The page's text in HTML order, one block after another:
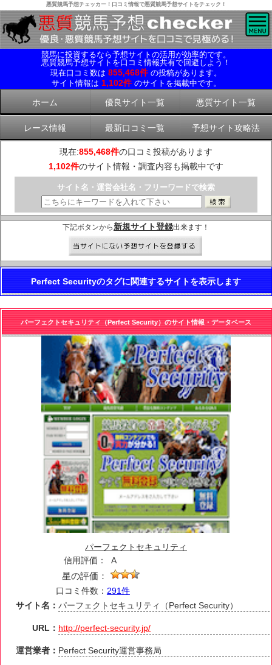
悪質競馬予想チェッカー！口コミ情報で悪質競馬予想サイトをチェック！
競馬に投資するなら予想サイトの活用が効率的です。
悪質競馬予想サイトを口コミ情報共有で回避しよう！
現在口コミ数は 855,468件 の投稿があります。
サイト情報は 1,102件 のサイトを掲載中です。
ホーム 優良サイト一覧 悪質サイト一覧
レース情報 最新口コミ一覧 予想サイト攻略法
現在:855,468件の口コミ投稿があります
1,102件のサイト情報・調査内容も掲載中です
サイト名・運営会社名・フリーワードで検索
下記ボタンから 新規サイト登録出来ます！
Perfect Securityのタグに関連するサイトを表示します
パーフェクトセキュリティ（Perfect Security）のサイト情報・データベース
パーフェクトセキュリティ
信用評価：
A
星の評価：
口コミ件数： 291件
サイト名：パーフェクトセキュリティ（Perfect Security）
URL： http://perfect-security.jp/
運営業者： Perfect Security運営事務局